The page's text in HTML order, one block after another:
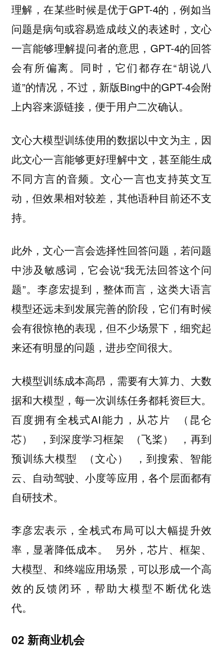
理解，在某些时候是优于GPT-4的，例如当
问题是病句或容易造成歧义的表述时，文心
一言能够理解提问者的意思，GPT-4的回答
会有所偏离。同时，它们都存在“胡说八
道”的情况，不过，新版Bing中的GPT-4会附
上内容来源链接，便于用户二次确认。
文心大模型训练使用的数据以中文为主，因
此文心一言能够更好理解中文，甚至能生成
不同方言的音频。文心一言也支持英文互
动，但效果相对较差，其他语种目前还不支
持。
此外，文心一言会选择性回答问题，若问题
中涉及敏感词，它会说“我无法回答这个问
题”。李彦宏提到，整体而言，这类大语言
模型还远未到发展完善的阶段，它们有时候
会有很惊艳的表现，但不少场景下，细究起
来还有明显的问题，进步空间很大。
大模型训练成本高昂，需要有大算力、大数
据和大模型，每一次训练任务都耗资巨大。
百度拥有全栈式AI能力，从芯片 （昆仑
芯） ，到深度学习框架 （飞桨） ，再到
预训练大模型 （文心） ，到搜索、智能
云、自动驾驶、小度等应用，各个层面都有
自研技术。
李彦宏表示，全栈式布局可以大幅提升效
率，显著降低成本。
另外，芯片、框架、
大模型、和终端应用场景，可以形成一个高
效的反馈闭环，帮助大模型不断优化迭
代。
02 新商业机会